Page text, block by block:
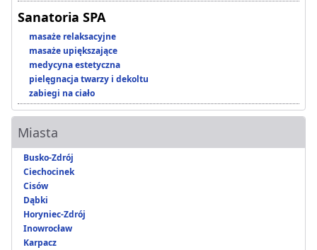
Sanatoria SPA
masaże relaksacyjne
masaże upiększające
medycyna estetyczna
pielęgnacja twarzy i dekoltu
zabiegi na ciało
Miasta
Busko-Zdrój
Ciechocinek
Cisów
Dąbki
Horyniec-Zdrój
Inowrocław
Karpacz